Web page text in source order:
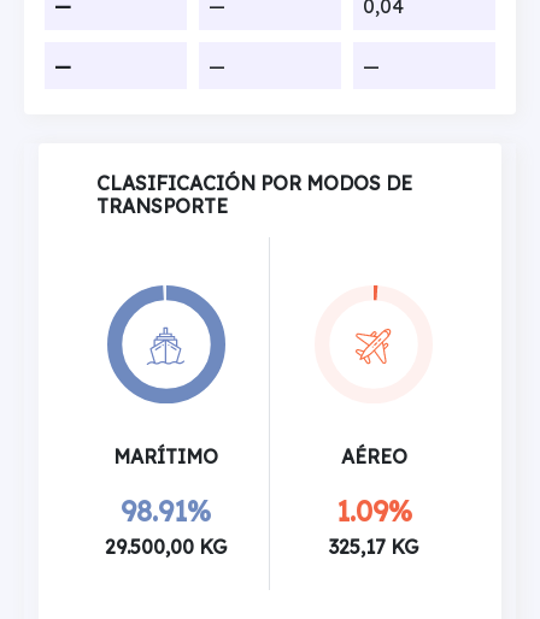
— — 0,04
— — —
CLASIFICACIÓN POR MODOS DE
TRANSPORTE
MARÍTIMO
98.91%
29.500,00 KG
AÉREO
1.09%
325,17 KG